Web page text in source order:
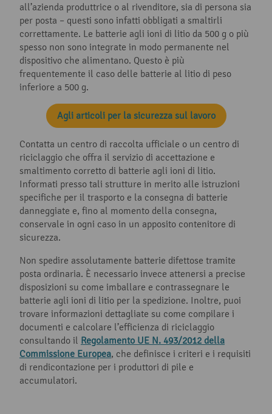
all’azienda produttrice o al rivenditore, sia di persona sia
per posta – questi sono infatti obbligati a smaltirli
correttamente. Le batterie agli ioni di litio da 500 g o più
spesso non sono integrate in modo permanente nel
dispositivo che alimentano. Questo è più
frequentemente il caso delle batterie al litio di peso
inferiore a 500 g.
Agli articoli per la sicurezza sul lavoro
Contatta un centro di raccolta ufficiale o un centro di
riciclaggio che offra il servizio di accettazione e
smaltimento corretto di batterie agli ioni di litio.
Informati presso tali strutture in merito alle istruzioni
specifiche per il trasporto e la consegna di batterie
danneggiate e, fino al momento della consegna,
conservale in ogni caso in un apposito contenitore di
sicurezza.
Non spedire assolutamente batterie difettose tramite
posta ordinaria. È necessario invece attenersi a precise
disposizioni su come imballare e contrassegnare le
batterie agli ioni di litio per la spedizione. Inoltre, puoi
trovare informazioni dettagliate su come compilare i
documenti e calcolare l’efficienza di riciclaggio
consultando il Regolamento UE N. 493/2012 della
Commissione Europea, che definisce i criteri e i requisiti
di rendicontazione per i produttori di pile e
accumulatori.